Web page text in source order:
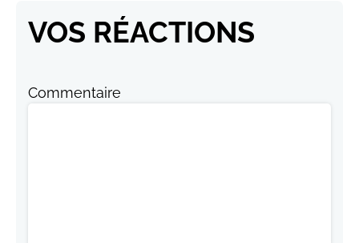
VOS RÉACTIONS
Commentaire